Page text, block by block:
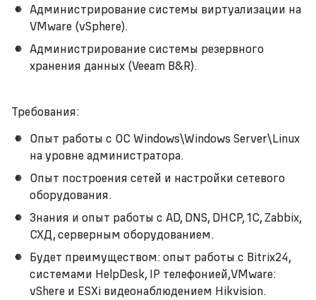
Администрирование системы виртуализации на
VMware (vSphere).
Администрирование системы резервного
хранения данных (Veeam B&R).
Требования:
Опыт работы с ОС Windows\Windows Server\Linux
на уровне администратора.
Опыт построения сетей и настройки сетевого
оборудования.
Знания и опыт работы с AD, DNS, DHCP, 1С, Zabbix,
СХД, серверным оборудованием.
Будет преимуществом: опыт работы с Bitrix24,
системами HelpDesk, IP телефонией,VMware:
vShere и ESXi видеонаблюдением Hikvision.